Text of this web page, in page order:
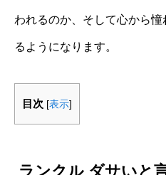
われるのか、そして心から
るようになります。
目次 [表示]
ランクル ダサいと